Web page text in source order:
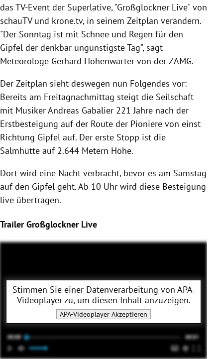
das TV-Event der Superlative, "Großglockner Live" von
schauTV und krone.tv, in seinem Zeitplan verändern.
"Der Sonntag ist mit Schnee und Regen für den
Gipfel der denkbar ungünstigste Tag", sagt
Meteorologe Gerhard Hohenwarter von der ZAMG.
Der Zeitplan sieht deswegen nun Folgendes vor:
Bereits am Freitagnachmittag steigt die Seilschaft
mit Musiker Andreas Gabalier 221 Jahre nach der
Erstbesteigung auf der Route der Pioniere von einst
Richtung Gipfel auf. Der erste Stopp ist die
Salmhütte auf 2.644 Metern Höhe.
Dort wird eine Nacht verbracht, bevor es am Samstag
auf den Gipfel geht. Ab 10 Uhr wird diese Besteigung
live übertragen.
Trailer Großglockner Live
Stimmen Sie einer Datenverarbeitung von APA-
Videoplayerzu, um diesen Inhalt anzuzeigen.
APA-Videoplayer Akzeptieren